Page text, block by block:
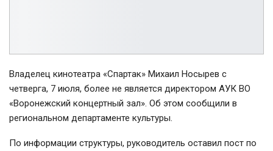
Владелец кинотеатра «Спартак» Михаил Носырев с
четверга, 7 июля, более не является директором АУК ВО
«Воронежский концертный зал». Об этом сообщили в
региональном департаменте культуры.
По информации структуры, руководитель оставил пост по